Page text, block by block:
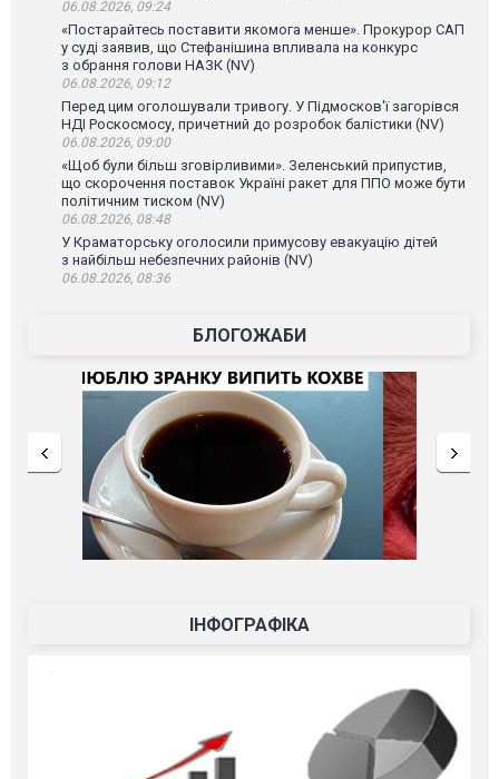
06.08.2026, 09:24
«Постарайтесь поставити якомога менше». Прокурор САП
у суді заявив, що Стефанішина впливала на конкурс
з обрання голови НАЗК (NV)
06.08.2026, 09:12
Перед цим оголошували тривогу. У Підмосков'ї загорівся
НДІ Роскосмосу, причетний до розробок балістики (NV)
06.08.2026, 09:00
«Щоб були більш зговірливими». Зеленський припустив,
що скорочення поставок Україні ракет для ППО може бути
політичним тиском (NV)
06.08.2026, 08:48
У Краматорську оголосили примусову евакуацію дітей
з найбільш небезпечних районів (NV)
06.08.2026, 08:36
БЛОГОЖАБИ
ІНФОГРАФІКА